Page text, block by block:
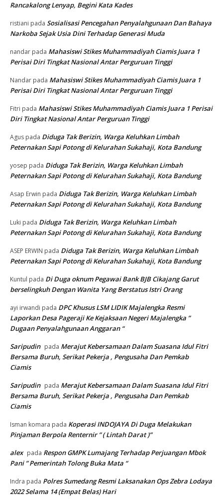
Rancakalong Lenyap, Begini Kata Kades
ristiani pada Sosialisasi Pencegahan Penyalahgunaan Dan Bahaya
Narkoba Sejak Usia Dini Terhadap Generasi Muda
nandar pada Mahasiswi Stikes Muhammadiyah Ciamis Juara 1
Perisai Diri Tingkat Nasional Antar Perguruan Tinggi
Nandar pada Mahasiswi Stikes Muhammadiyah Ciamis Juara 1
Perisai Diri Tingkat Nasional Antar Perguruan Tinggi
Fitri pada Mahasiswi Stikes Muhammadiyah Ciamis Juara 1 Perisai
Diri Tingkat Nasional Antar Perguruan Tinggi
Agus pada Diduga Tak Berizin, Warga Keluhkan Limbah
Peternakan Sapi Potong di Kelurahan Sukahaji, Kota Bandung
yosep pada Diduga Tak Berizin, Warga Keluhkan Limbah
Peternakan Sapi Potong di Kelurahan Sukahaji, Kota Bandung
Asap Erwin pada Diduga Tak Berizin, Warga Keluhkan Limbah
Peternakan Sapi Potong di Kelurahan Sukahaji, Kota Bandung
Luki pada Diduga Tak Berizin, Warga Keluhkan Limbah
Peternakan Sapi Potong di Kelurahan Sukahaji, Kota Bandung
ASEP ERWIN pada Diduga Tak Berizin, Warga Keluhkan Limbah
Peternakan Sapi Potong di Kelurahan Sukahaji, Kota Bandung
Kuntul pada Di Duga oknum Pegawai Bank BJB Cikajang Garut
berselingkuh Dengan Wanita Yang Berstatus Istri Orang
ayi irwandi pada DPC Khusus LSM LIDIK Majalengka Resmi
Laporkan Desa Pageraji Ke Kejaksaan Negeri Majalengka ”
Dugaan Penyalahgunaan Anggaran “
Saripudin pada Merajut Kebersamaan Dalam Suasana Idul Fitri
Bersama Buruh, Serikat Pekerja , Pengusaha Dan Pemkab
Ciamis
Saripudin pada Merajut Kebersamaan Dalam Suasana Idul Fitri
Bersama Buruh, Serikat Pekerja , Pengusaha Dan Pemkab
Ciamis
Isman komara pada Koperasi INDOJAYA Di Duga Melakukan
Pinjaman Berpola Renternir ” ( Lintah Darat )”
alex pada Respon GMPK Lumajang Terhadap Perjuangan Mbok
Pani ” Pemerintah Tolong Buka Mata “
Indra pada Polres Sumedang Resmi Laksanakan Ops Zebra Lodaya
2022 Selama 14 (Empat Belas) Hari